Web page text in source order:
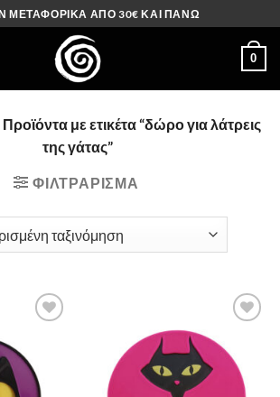
ΜΕΤΑΦΟΡΙΚΑ ΑΠΟ 30€ ΚΑΙ ΠΑΝΩ
0
Προϊόντα με ετικέτα “δώρο για λάτρεις
της γάτας”
ΦΙΛΤΡΆΡΙΣΜΑ
στην λίστα
επιθυμιών
Πρόσθήκη
στην λίστα
επιθυμιών